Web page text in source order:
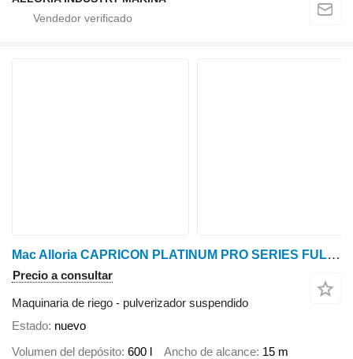
Mac Alloria CAPRICON PLATINUM PRO SERIES FULL AUTOMATIC PROTECTED X TYPE MOD
Precio a consultar
Maquinaria de riego - pulverizador suspendido
Estado nuevo
Volumen del depósito 600 l Ancho de alcance 15 m